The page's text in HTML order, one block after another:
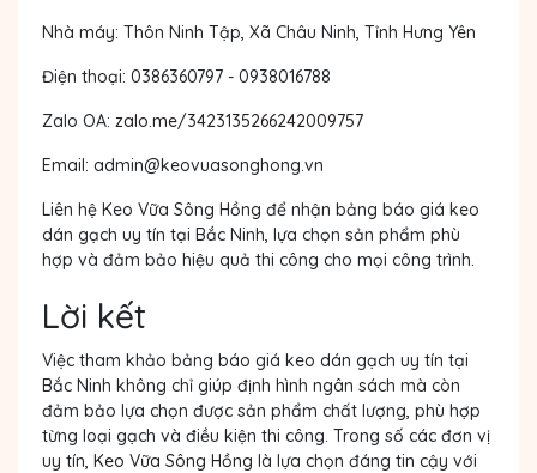
Nhà máy: Thôn Ninh Tập, Xã Châu Ninh, Tỉnh Hưng Yên
Điện thoại: 0386360797 - 0938016788
Zalo OA: zalo.me/3423135266242009757
Email: admin@keovuasonghong.vn
Liên hệ Keo Vữa Sông Hồng để nhận bảng báo giá keo
dán gạch uy tín tại Bắc Ninh, lựa chọn sản phẩm phù
hợp và đảm bảo hiệu quả thi công cho mọi công trình.
Lời kết
Việc tham khảo bảng báo giá keo dán gạch uy tín tại
Bắc Ninh không chỉ giúp định hình ngân sách mà còn
đảm bảo lựa chọn được sản phẩm chất lượng, phù hợp
từng loại gạch và điều kiện thi công. Trong số các đơn vị
uy tín, Keo Vữa Sông Hồng là lựa chọn đáng tin cậy với